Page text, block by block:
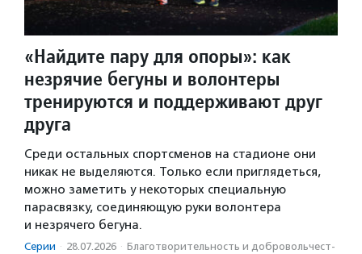
«Найдите пару для опоры»: как
незрячие бегуны и волонтеры
тренируются и поддерживают друг
друга
Среди остальных спортсменов на стадионе они
никак не выделяются. Только если приглядеться,
можно заметить у некоторых специальную
парасвязку, соединяющую руки волонтера
и незрячего бегуна.
Серии · 28.07.2026 · Благотвори­тель­ность и доброволь­чест­